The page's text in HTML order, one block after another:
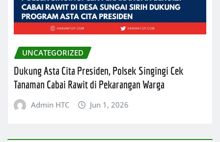
UNCATEGORIZED
Dukung Asta Cita Presiden, Polsek Singingi Cek
Tanaman Cabai Rawit di Pekarangan Warga
Admin HTC Jun 1, 2026